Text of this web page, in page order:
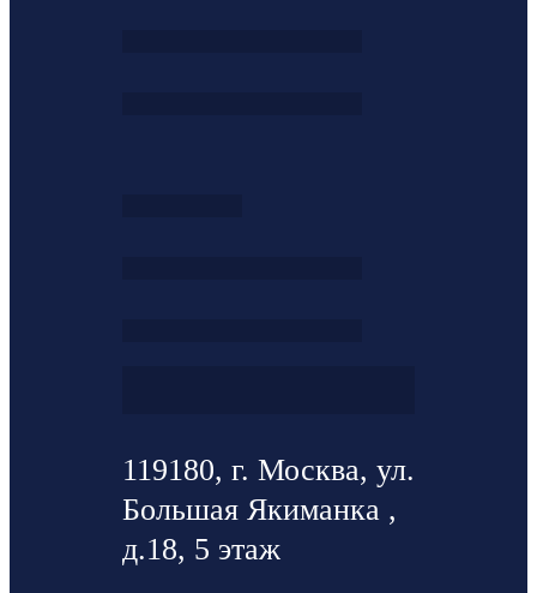
119180, г. Москва, ул.
Большая Якиманка ,
д.18, 5 этаж